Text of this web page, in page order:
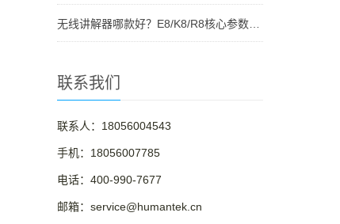
联系我们
联系人：18056004543
手机：18056007785
电话：400-990-7677
邮箱：service@humantek.cn